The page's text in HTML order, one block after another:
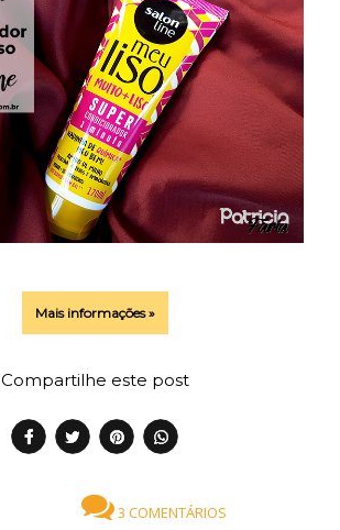
Mais informações »
Compartilhe este post
3 COMENTÁRIOS